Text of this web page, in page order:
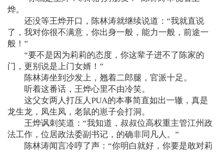
烨。
还没等王烨开口，陈林涛就继续说道：“我就直说
了，我对你很不满意，你出身一般，能力一般，前途一
般！”
“要不是因为莉莉的态度，你这辈子进不了陈家的
门，更别说是上门女婿！”
陈林涛坐到沙发上，翘着二郎腿，官派十足。
听着这番话，王烨心里不由冷笑。
这父女两人打压人PUA的本事简直如出一辙，真是
龙生龙，凤生凤，老鼠的崽子会打洞。
王烨讽刺笑道：“我知道，叔叔位高权重主管江州政
法工作，位居政法委副书记，的确非同凡人。”
陈林涛闻言冷哼了声：“你明白就好，你要是敢对莉